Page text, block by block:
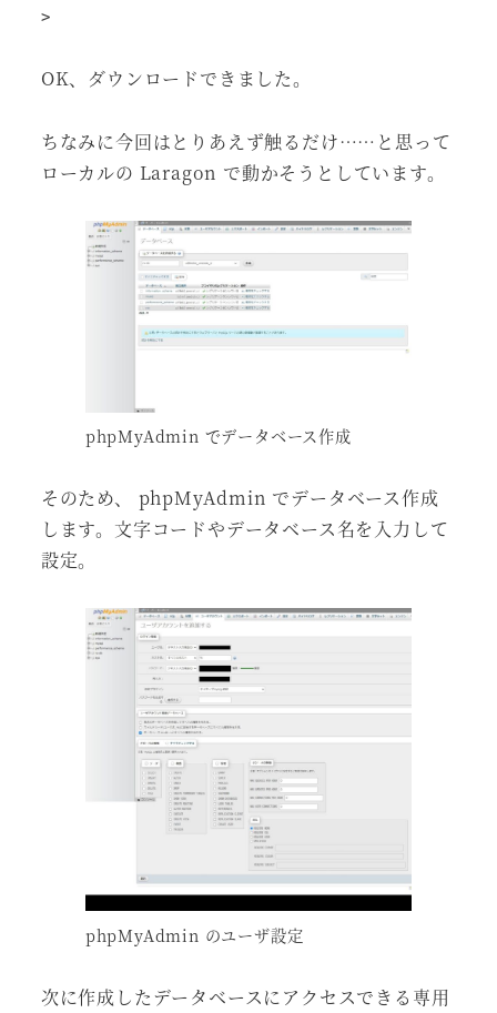
>
OK、ダウンロードできました。
ちなみに今回はとりあえず触るだけ……と思って
ローカルの Laragon で動かそうとしています。
phpMyAdmin でデータベース作成
そのため、 phpMyAdmin でデータベース作成
します。文字コードやデータベース名を入力して
設定。
phpMyAdmin のユーザ設定
次に作成したデータベースにアクセスできる専用